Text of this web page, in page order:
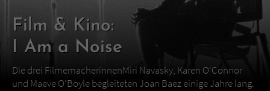
Film & Kino:
I Am a Noise
Die drei FilmemacherinnenMiri Navasky, Karen O‘Connor
und Maeve O‘Boyle begleiteten Joan Baez einige Jahre lang.